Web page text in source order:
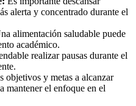
alerta y concentrado durante el
alimentación saludable puede
académico.
realizar pausas durante el
objetivos y metas a alcanzar
mantener el enfoque en el